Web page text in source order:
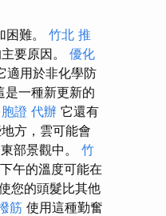
難。 竹北 推
要原因。 優化
適用於非化學防
是一種新更新的
證 代辦 它還有
方，雲可能會
部景觀中。 竹
下午的溫度可能在
您的頭髮比其他
筋 使用這種勤奮